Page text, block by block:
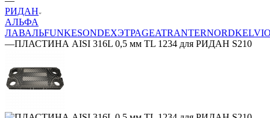
РИДАН
АЛЬФА
ЛАВАЛЬFUNKESONDEXЭТРАGEATRANTERNORD
—ПЛАСТИНА AISI 316L 0,5 мм TL 1234 для РИДАН S210